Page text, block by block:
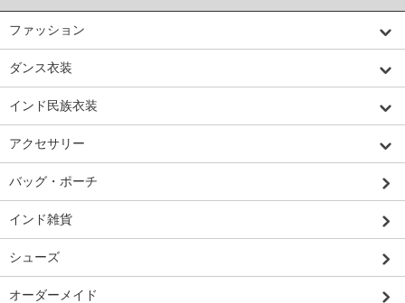
ファッション
ダンス衣装
インド民族衣装
アクセサリー
バッグ・ポーチ
インド雑貨
シューズ
オーダーメイド